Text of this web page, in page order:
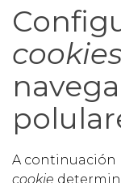
cookies
A continuación
cookie